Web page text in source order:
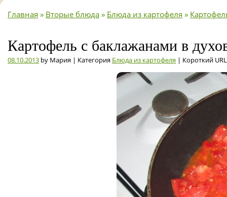
Главная » Вторые блюда » Блюда из картофеля »
Картофель с баклажанами в
08.10.2013 by Мария | Категория Блюда из картофеля | Короткий